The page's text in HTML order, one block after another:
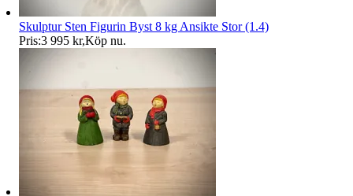
Skulptur Sten Figurin Byst 8 kg Ansikte Stor (1.4)
Pris:3 995 kr,Köp nu.